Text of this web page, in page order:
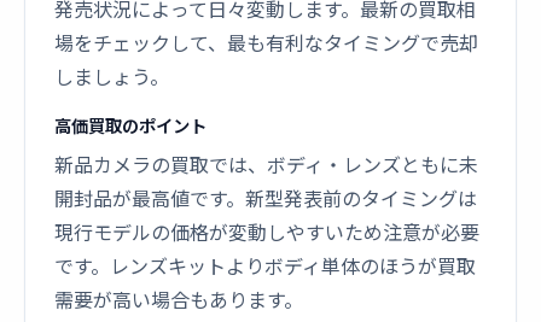
発売状況によって日々変動します。最新の買取相
場をチェックして、最も有利なタイミングで売却
しましょう。
高価買取のポイント
新品カメラの買取では、ボディ・レンズともに未
開封品が最高値です。新型発表前のタイミングは
現行モデルの価格が変動しやすいため注意が必要
です。レンズキットよりボディ単体のほうが買取
需要が高い場合もあります。